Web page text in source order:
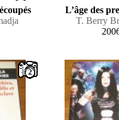
L’âge des
T. Berry
2